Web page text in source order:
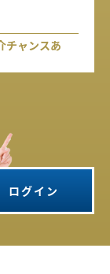
チャンスあ
ログイン